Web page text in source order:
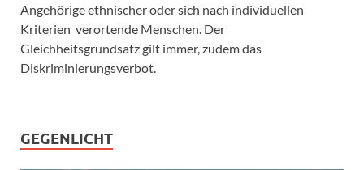
Angehörige ethnischer oder sich nach individuellen
Kriterien verortende Menschen. Der
Gleichheitsgrundsatz gilt immer, zudem das
Diskriminierungsverbot.
GEGENLICHT